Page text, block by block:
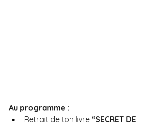
Au programme :
Retrait de ton livre “SECRET DE